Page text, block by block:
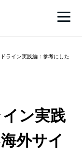
ライン実践編：参考にした
ン実践
外サイ